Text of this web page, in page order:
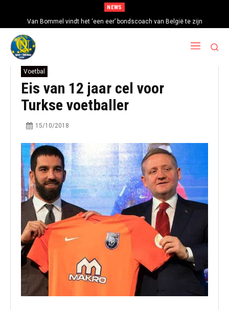
NEWS
Van Bommel vindt het ‘een eer’ bondscoach van België te zijn
Voetbal
Eis van 12 jaar cel voor
Turkse voetballer
15/10/2018